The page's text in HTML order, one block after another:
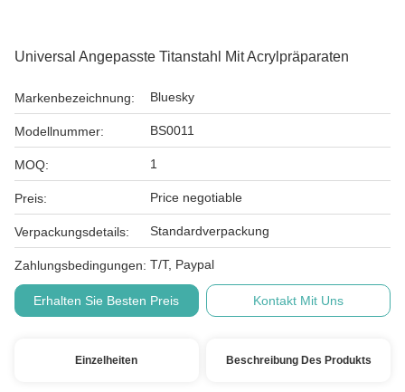
Universal Angepasste Titanstahl Mit Acrylpräparaten
Markenbezeichnung: Bluesky
Modellnummer: BS0011
MOQ: 1
Preis: Price negotiable
Verpackungsdetails: Standardverpackung
Zahlungsbedingungen: T/T, Paypal
Erhalten Sie Besten Preis Kontakt Mit Uns
Einzelheiten Beschreibung Des Produkts